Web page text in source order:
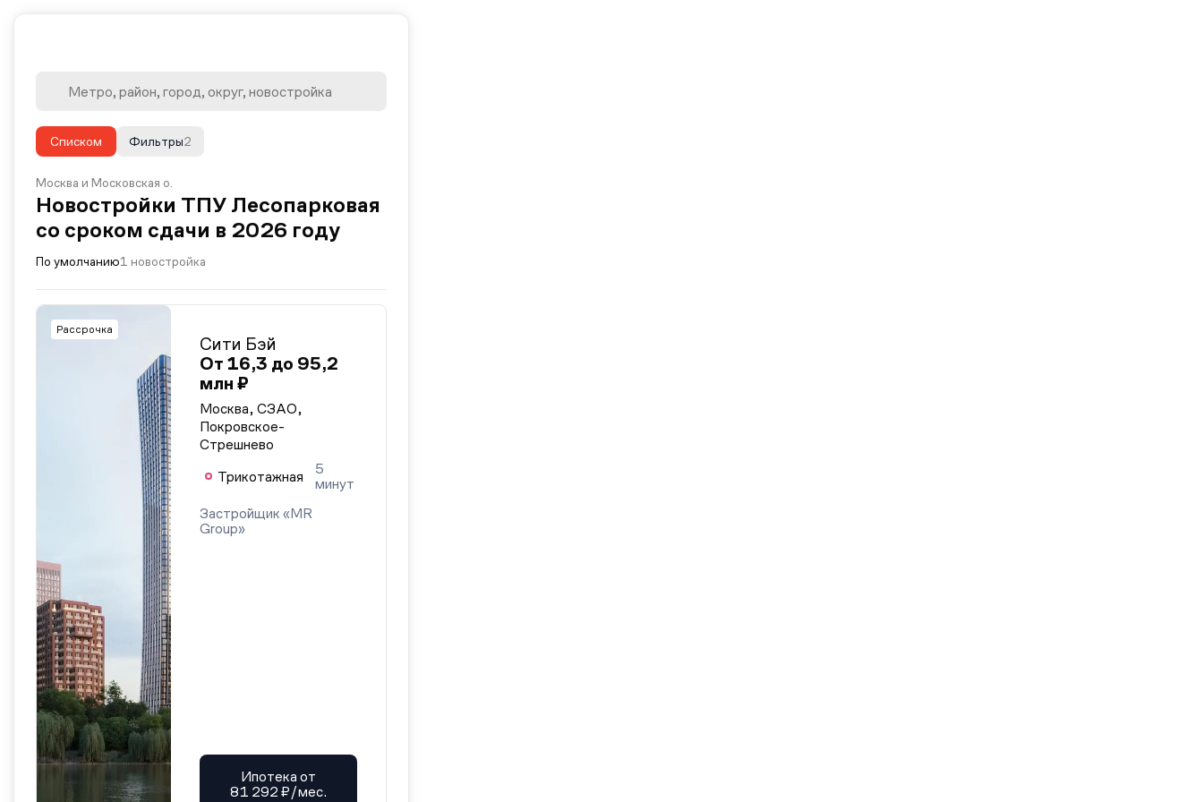
Списком 2
Фильтры
Москва и Московская о.
Новостройки ТПУ Лесопарковая
со сроком сдачи в 2026 году
По умолчанию1 новостройка
Рассрочка
Сити Бэй
От 16,3 до 95,2
млн ₽
Москва, СЗАО,
Покровское-
Стрешнево
Трикотажная
5
минут
Застройщик «MR
Group»
Ипотека от
81 292 ₽/мес.